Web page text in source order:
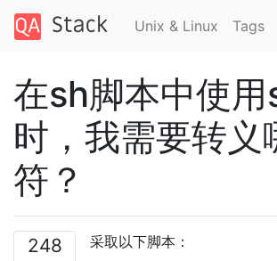
Unix & Linux Tags
在sh脚本中使
时，我需要转义
符？
248 采取以下脚本：